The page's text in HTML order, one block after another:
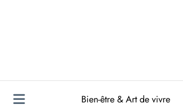
Bien-être & Art de vivre